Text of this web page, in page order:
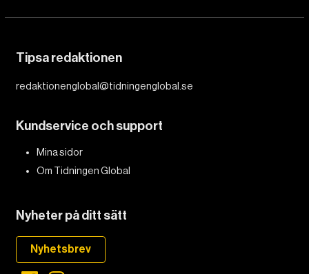
Tipsa redaktionen
redaktionenglobal@tidningenglobal.se
Kundservice och support
Mina sidor
Om Tidningen Global
Nyheter på ditt sätt
Nyhetsbrev